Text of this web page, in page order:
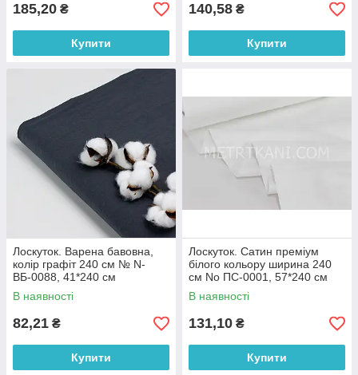
185,20 ₴
Купити
140,58 ₴
Купити
Лоскуток. Варена бавовна,
колір графіт 240 см № N-
ВБ-0088, 41*240 см
В наявності
82,21 ₴
Купити
Лоскуток. Сатин преміум
білого кольору ширина 240
см No ПС-0001, 57*240 см
В наявності
131,10 ₴
Купити